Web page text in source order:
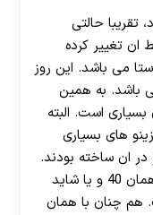
تقریبا حالتی
ان تغییر کرده
می باشد. این روز
باشد. به همین
است. البته
های بسیاری
ان ساخته بودند.
اغلب هتل ها و یا رستوران هایی که از همان 40 و یا شاید
هم چنان با همان